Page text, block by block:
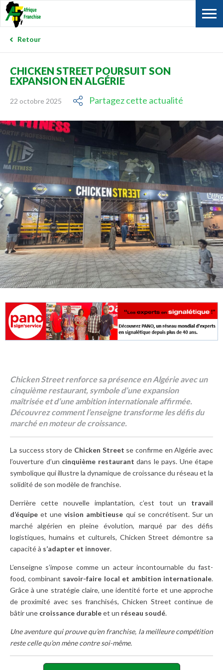
Retour
CHICKEN STREET POURSUIT SON
EXPANSION EN ALGÉRIE
22 octobre 2025 Partagez cette actualité
Chicken Street renforce sa présence en Algérie avec un
cinquième restaurant, symbole d’une expansion
maîtrisée et d’une ambition internationale affirmée.
Découvrez comment l’enseigne transforme les défis du
marché en moteur de croissance.
La success story de Chicken Street se confirme en Algérie avec
l’ouverture d’un cinquième restaurant dans le pays. Une étape
symbolique qui illustre la dynamique de croissance du réseau et la
solidité de son modèle de franchise.
Derrière cette nouvelle implantation, c’est tout un travail
d’équipe et unevision ambitieuse qui se concrétisent. Sur un
marché algérien en pleine évolution, marqué par des défis
logistiques, humains et culturels, Chicken Street démontre sa
capacité à s’adapter et innover.
L’enseigne s’impose comme un acteur incontournable du fast-
food, combinant savoir-faire local et ambition internationale.
Grâce à une stratégie claire, une identité forte et une approche
de proximité avec ses franchisés, Chicken Street continue de
bâtir une croissance durableet un réseau soudé.
Une aventure qui prouve qu’en franchise, la meilleure compétition
reste celle qu’on mène contre soi-même.